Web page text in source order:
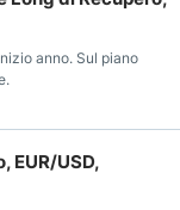
anno. Sul piano
EUR/USD,